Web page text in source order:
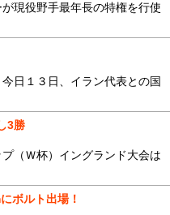
現役野手最年長の特権を行使
日１３日、イラン代表との国
3勝
（Ｗ杯）イングランド大会は
ボルト出場！